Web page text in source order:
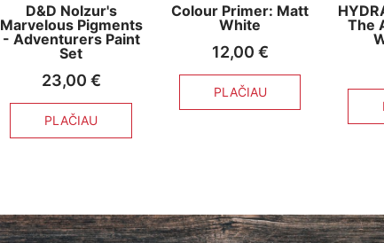
D&D Nolzur's
Marvelous Pigments
- Adventurers Paint
Set
23,00 €
PLAČIAU
Colour Primer: Matt
White
12,00 €
PLAČIAU
The